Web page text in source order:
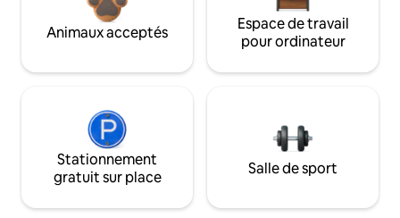
Animaux acceptés
Espace de travail
pour ordinateur
Stationnement
gratuit sur place
Salle de sport